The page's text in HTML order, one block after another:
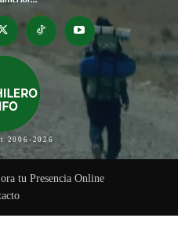
2006-2026
tu Presencia Online